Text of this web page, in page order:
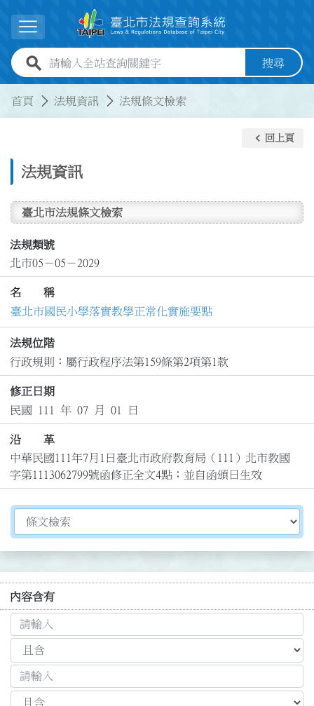
展開選單
全站查詢關鍵字欄位 搜尋
首頁 法規資訊 法規條文檢索
法規資訊
keyboard_arrow_left 回上頁
臺北市法規條文檢索
法規類號
北市05－05－2029
名 稱
臺北市國民小學落實教學正常化實施要點
法規位階
行政規則：屬行政程序法第159條第2項第1款
修正日期
民國 111 年 07 月 01 日
沿 革
中華民國111年7月1日臺北市政府教育局（111）北市教國
字第1113062799號函修正全文4點；並自函頒日生效
切換選擇法規資訊內容
內容含有